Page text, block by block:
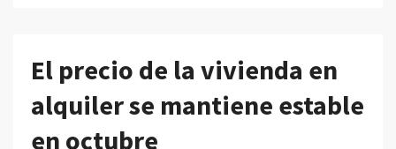
El precio de la vivienda en
alquiler se mantiene estable
en octubre